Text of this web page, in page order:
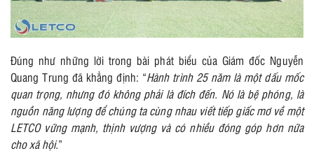
Đúng như những lời trong bài phát biểu của Giám đốc Nguyễn
Quang Trung đã khẳng định: “Hành trình 25 năm là một dấu mốc
quan trọng, nhưng đó không phải là đích đến. Nó là bệ phóng, là
nguồn năng lượng để chúng ta cùng nhau viết tiếp giấc mơ về một
LETCO vững mạnh, thịnh vượng và có nhiều đóng góp hơn nữa
cho xã hội.”